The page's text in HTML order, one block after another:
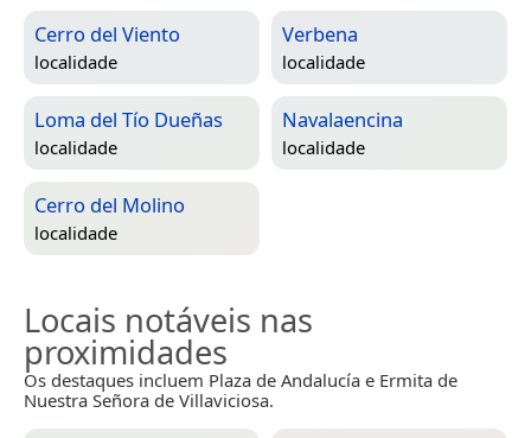
Cerro del Viento
localidade
Verbena
localidade
Loma del Tío Dueñas
localidade
Navalaencina
localidade
Cerro del Molino
localidade
Locais notáveis nas
proximidades
Os destaques incluem Plaza de Andalucía e Ermita de
Nuestra Señora de Villaviciosa.